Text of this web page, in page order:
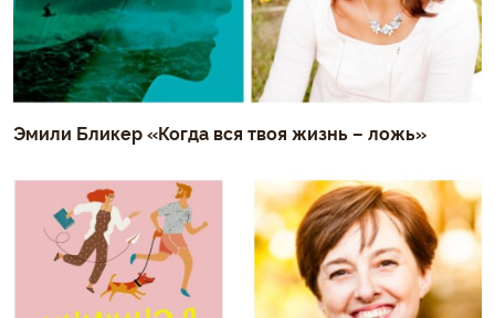
Эмили Бликер «Когда вся твоя жизнь – ложь»